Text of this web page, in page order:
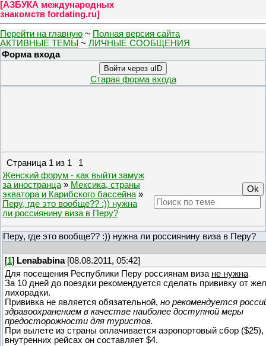
[АЗБУКА международных
знакомств fordating.ru]
Перейти на главную ~ Полная версия сайта
АКТИВНЫЕ ТЕМЫ ~ ЛИЧНЫЕ СООБЩЕНИЯ
Форма входа
Войти через uID
Старая форма входа
Страница 1 из 1
1
Женский форум - как выйти замуж
за иностранца » Мексика, страны
экватора и Карибского бассейна »
Перу, где это вообще?? :)) нужна
ли россиянину виза в Перу?
Перу, где это вообще?? :)) нужна ли россиянину виза в Перу?
[1] Lenababina[08.08.2011, 05:42]
Для посещения Республики Перу россиянам виза не нужна
За 10 дней до поездки рекомендуется сделать прививку от
лихорадки.
Прививка не является обязательной, но рекомендуется
здравоохранением в качестве наиболее доступной меры
предосторожности для туристов.
При вылете из страны оплачивается аэропортовый сбор ($25),
внутренних рейсах он составляет $4.